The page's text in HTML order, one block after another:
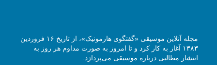
مجله آنلاین موسیقی «گفتگوی هارمونیک»، از تاریخ ۱۶ فروردین
۱۳۸۳ آغاز به کار کرد و تا امروز به صورت مداوم هر روز به
انتشار مطالبی درباره موسیقی می‌پردازد.